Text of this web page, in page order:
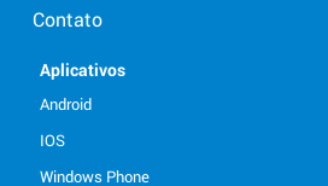
Contato
Aplicativos
Android
IOS
Windows Phone